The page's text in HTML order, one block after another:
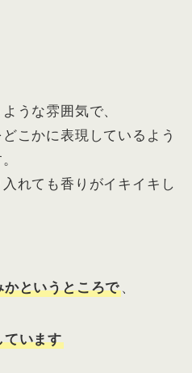
うな雰囲気で、
こかに表現しているよう
れても香りがイキイキし
というところで、
ています